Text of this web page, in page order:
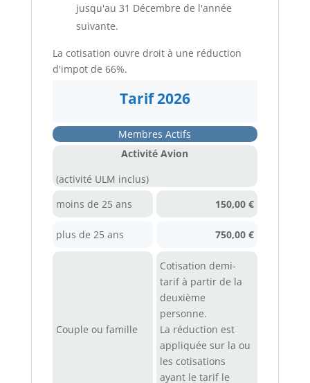
jusqu'au 31 Décembre de l'année
suivante.
La cotisation ouvre droit à une réduction
d'impot de 66%.
Tarif 2026
Membres Actifs
Activité Avion
(activité ULM inclus)
moins de 25 ans
150,00 €
plus de 25 ans 750,00 €
Couple ou famille
Cotisation demi-
tarif à partir de la
deuxième
personne.
La réduction est
appliquée sur la ou
les cotisations
ayant le tarif le